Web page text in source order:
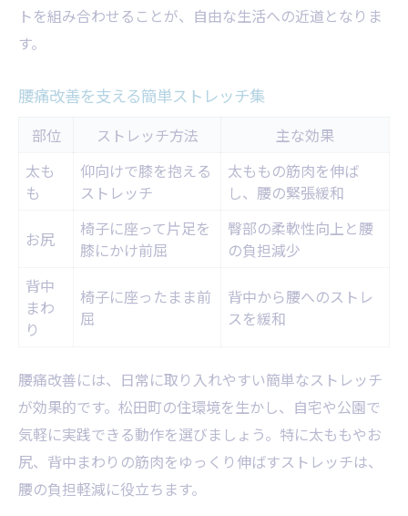
トを組み合わせることが、自由な生活への近道となりま
す。
腰痛改善を支える簡単ストレッチ集
部位 ストレッチ方法
主な効果
太も
も
仰向けで膝を抱える
ストレッチ
太ももの筋肉を伸ば
し、腰の緊張緩和
お尻
椅子に座って片足を
膝にかけ前屈
臀部の柔軟性向上と腰
の負担減少
背中
まわ
り
椅子に座ったまま前
屈
背中から腰へのストレ
スを緩和
腰痛改善には、日常に取り入れやすい簡単なストレッチ
が効果的です。松田町の住環境を生かし、自宅や公園で
気軽に実践できる動作を選びましょう。特に太ももやお
尻、背中まわりの筋肉をゆっくり伸ばすストレッチは、
腰の負担軽減に役立ちます。